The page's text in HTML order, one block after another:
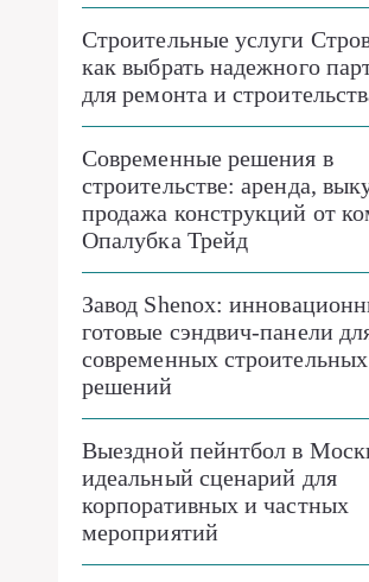
Строительные услуги
как выбрать надежного
для ремонта и
Современные решения в
строительстве: аренда,
продажа конструкций от
Опалубка Трейд
Завод Shenox:
готовые сэндвич-панели
современных строительных
решений
Выездной пейнтбол в
идеальный сценарий для
корпоративных и частных
мероприятий